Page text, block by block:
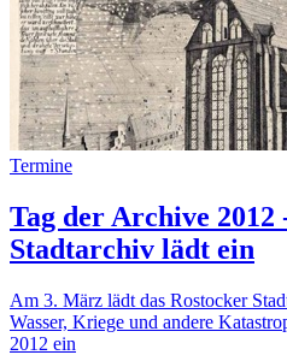
Termine
Tag der Archive 2012
Stadtarchiv lädt ein
Am 3. März lädt das Rostocker
Wasser, Kriege und andere
2012 ein